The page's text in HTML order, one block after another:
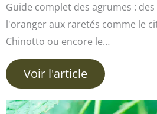
Guide complet des agrumes :
l'oranger aux raretés comme le
Chinotto ou encore le…
Voir l'article